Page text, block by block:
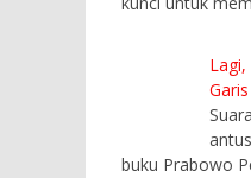
buku Prabowo